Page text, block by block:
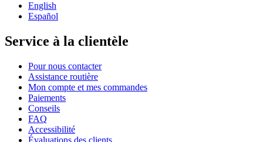
English
Español
Service à la clientèle
Pour nous contacter
Assistance routière
Mon compte et mes commandes
Paiements
Conseils
FAQ
Accessibilité